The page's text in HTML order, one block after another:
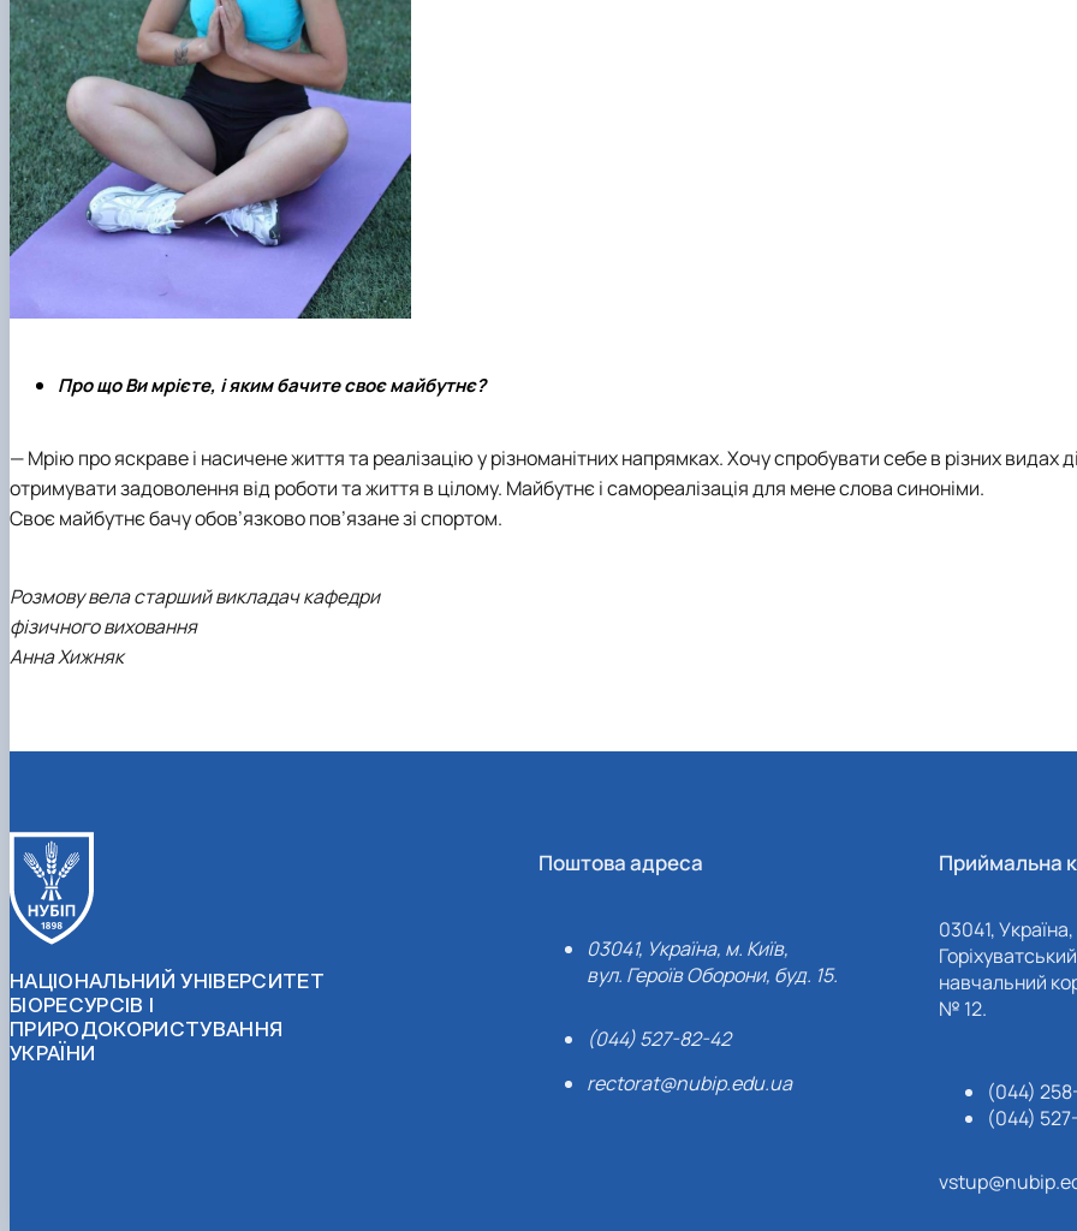
Про що Ви мрієте, і яким бачите своє майбутнє?
— Мрію про яскраве і насичене життя та реалізацію у різноманітних напрямках. Хочу спробувати себе в різних видах
отримувати задоволення від роботи та життя в цілому. Майбутнє і самореалізація для мене слова синоніми.
Своє майбутнє бачу обов’язково пов’язане зі спортом.
Розмову вела старший викладач кафедри
фізичного виховання
Анна Хижняк
НАЦІОНАЛЬНИЙ УНІВЕРСИТЕТ
БІОРЕСУРСІВ І
ПРИРОДОКОРИСТУВАННЯ
УКРАЇНИ
Поштова адреса
03041, Україна, м. Київ,
вул. Героїв Оборони, буд. 15.
(044) 527-82-42
rectorat@nubip.edu.ua
Приймальна
03041,
навчальний
№ 12.
(044)
(044)